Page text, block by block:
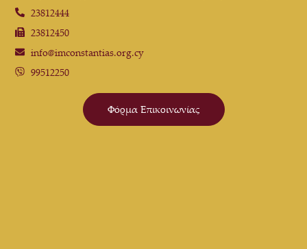
23812444
23812450
info@imconstantias.org.cy
99512250
Φόρμα Επικοινωνίας